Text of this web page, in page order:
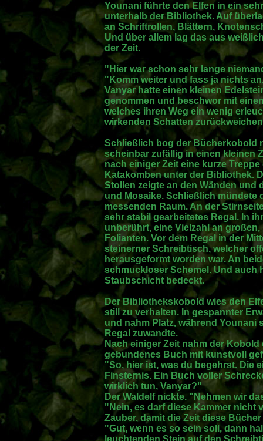
Younani führte den Elfen in ein
unterhalb der Bibliothek. Auf
an Schriftrollen, Blättern,
Und über allem lag das aus
der Zeit.
"Hier war schon sehr lange
"Komm weiter und fass ja nichts
Vanyar hatte einen kleinen
genommen und beschwor mit
welches ihren Weg ein wenig
wirkenden Schatten
Schließlich bog der Bücherkobold
scheinbar zufällig in einen kleinen
nach einiger Zeit eine kurze
Katakomben unter der Bibliothek.
Stollen zeigte an den Wänden und
und Mosaike. Schließlich mündete
messenden Raum. An der
sehr stabil gearbeitetes Regal. In
unberührt, eine Vielzahl an
Folianten. Vor dem Regal in der
steinerner Schreibtisch, welcher
herausgeformt worden war. An
schmuckloser Schemel. Und auch
Staubschicht bedeckt.
Der Bibliothekskobold wies den
still zu verhalten. In gespannter
und nahm Platz, während
Regal zuwandte.
Nach einiger Zeit nahm der
gebundenes Buch mit kunstvoll
"So, hier ist, was du begehrst. Die
Finsternis. Ein Buch voller
wirklich tun, Vanyar?"
Der Waldelf nickte. "Nehmen wir
"Nein, es darf diese Kammer nicht
Zauber, damit die Zeit diese
"Gut, wenn es so sein soll, dann
leuchtenden Stein auf den